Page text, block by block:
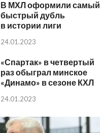
В МХЛ оформили самый
быстрый дубль
в истории лиги
24.01.2023
«Спартак» в четвертый
раз обыграл минское
«Динамо» в сезоне КХЛ
24.01.2023